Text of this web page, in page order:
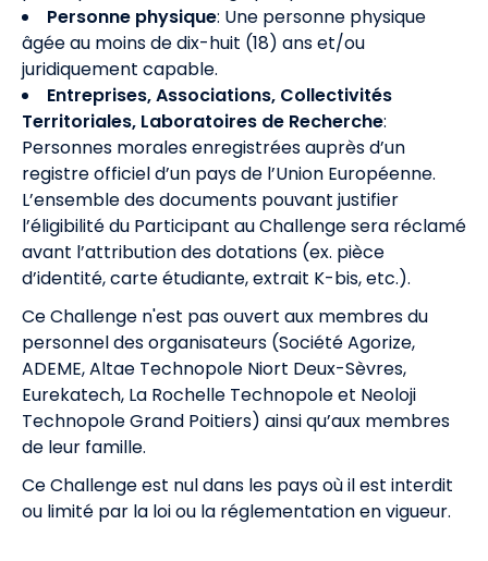
Personne physique: Une personne physique
âgée au moins de dix-huit (18) ans et/ou
juridiquement capable.
Entreprises, Associations, Collectivités
Territoriales, Laboratoires de Recherche:
Personnes morales enregistrées auprès d’un
registre officiel d’un pays de l’Union Européenne.
L’ensemble des documents pouvant justifier
l’éligibilité du Participant au Challenge sera réclamé
avant l’attribution des dotations (ex. pièce
d’identité, carte étudiante, extrait K-bis, etc.).
Ce Challenge n'est pas ouvert aux membres du
personnel des organisateurs (Société Agorize,
ADEME, Altae Technopole Niort Deux-Sèvres,
Eurekatech, La Rochelle Technopole et Neoloji
Technopole Grand Poitiers) ainsi qu’aux membres
de leur famille.
Ce Challenge est nul dans les pays où il est interdit
ou limité par la loi ou la réglementation en vigueur.